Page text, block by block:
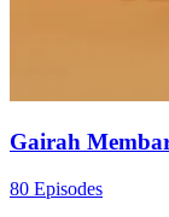
Gairah
80 Episodes